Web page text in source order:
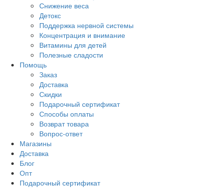
Снижение веса
Детокс
Поддержка нервной системы
Концентрация и внимание
Витамины для детей
Полезные сладости
Помощь
Заказ
Доставка
Скидки
Подарочный сертификат
Способы оплаты
Возврат товара
Вопрос-ответ
Магазины
Доставка
Блог
Опт
Подарочный сертификат